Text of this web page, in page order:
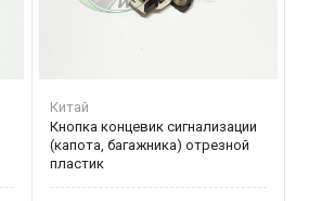
Китай
Кнопка концевик сигнализации
(капота, багажника) отрезной
пластик